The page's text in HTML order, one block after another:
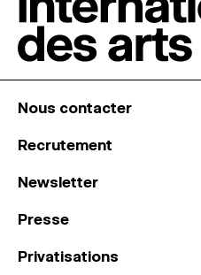
Nous contacter
Recrutement
Newsletter
Presse
Privatisations